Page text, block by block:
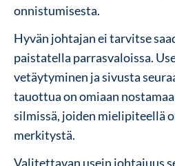
onnistumisesta.
Hyvän johtajan ei tarvitse
paistatella parrasvaloissa.
vetäytyminen ja sivusta
tauottua on omiaan
silmissä, joiden mielipiteellä
merkitystä.
Valitettavan usein johtajuus